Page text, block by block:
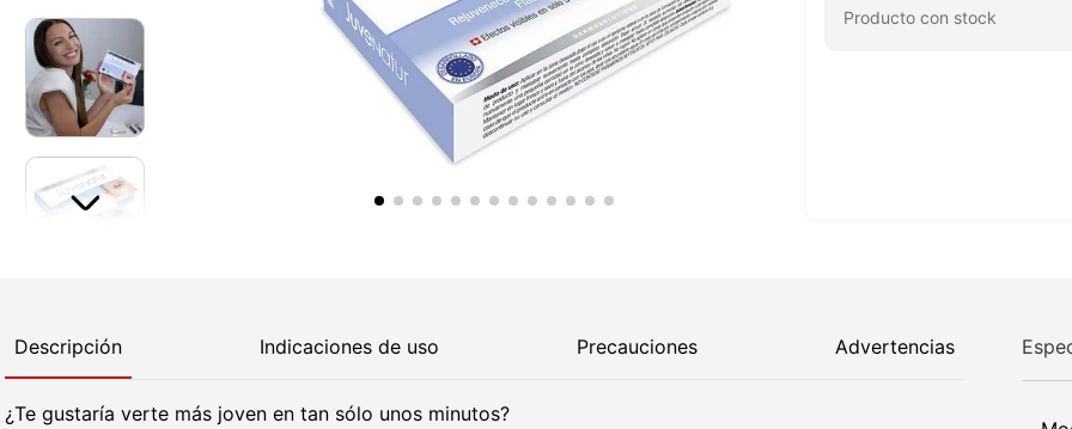
Producto con stock
Descripción Indicaciones de uso Precauciones Advertencias
¿Te gustaría verte más joven en tan sólo unos minutos?